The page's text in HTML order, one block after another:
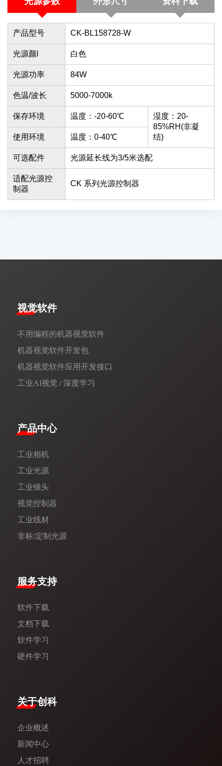
产品型号 CK-BL158728-W
光源颜l 白色
光源功率 84W
色温/波长 5000-7000k
保存环境 温度：-20-60℃
湿度：20-
85%RH(非凝
结)
使用环境 温度：0-40℃
可选配件 光源延长线为3/5米选配
适配光源控
制器
CK 系列光源控制器
视觉软件
不用编程的机器视觉软件
机器视觉软件开发包
机器视觉软件应用开发接口
工业AI视觉 / 深度学习
产品中心
工业相机
工业光源
工业镜头
视觉控制器
工业线材
非标/定制光源
服务支持
软件下载
文档下载
软件学习
硬件学习
​关于创科​
企业概述
新闻中心​
人才招聘